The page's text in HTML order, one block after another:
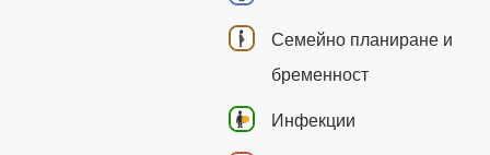
Семейно планиране и
бременност
Инфекции